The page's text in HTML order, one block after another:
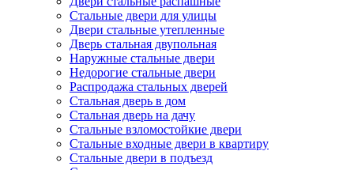
Стальные двери для улицы
Двери стальные утепленные
Дверь стальная двупольная
Наружные стальные двери
Недорогие стальные двери
Распродажа стальных дверей
Стальная дверь в дом
Стальная дверь на дачу
Стальные взломостойкие двери
Стальные входные двери в квартиру
Стальные двери в подъезд